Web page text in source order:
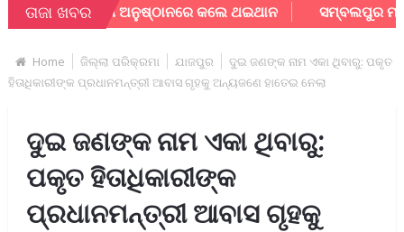
ତାଜା ଖବର
ଙ୍କୁ ନେଇ ସଖି ଅନୁଷ୍ଠାନରେ କଲେ ଥଇଥାନ ସମ୍ବଲପୁର
Home ଜିଲ୍ଲା ପରିକ୍ରମା ଯାଜପୁର
ଦୁଇ ଜଣଙ୍କ ନାମ ଏକା ଥିବାରୁ: ପକୃତ
ହିତାଧିକାରୀଙ୍କ ପ୍ରଧାନମନ୍ତ୍ରୀ ଆବାସ ଗୃହକୁ ଅନ୍ୟଜଣେ ହାତେଇ ନେଲା
ଦୁଇ ଜଣଙ୍କ ନାମ ଏକା ଥିବାରୁ:
ପକୃତ ହିତାଧିକାରୀଙ୍କ
ପ୍ରଧାନମନ୍ତ୍ରୀ ଆବାସ ଗୃହକୁ